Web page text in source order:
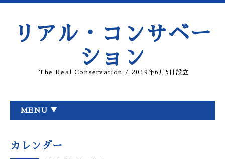
リアル・コンサベー
ション
The Real Conservation / 2019年6月5日設立
MENU ▼
カレンダー